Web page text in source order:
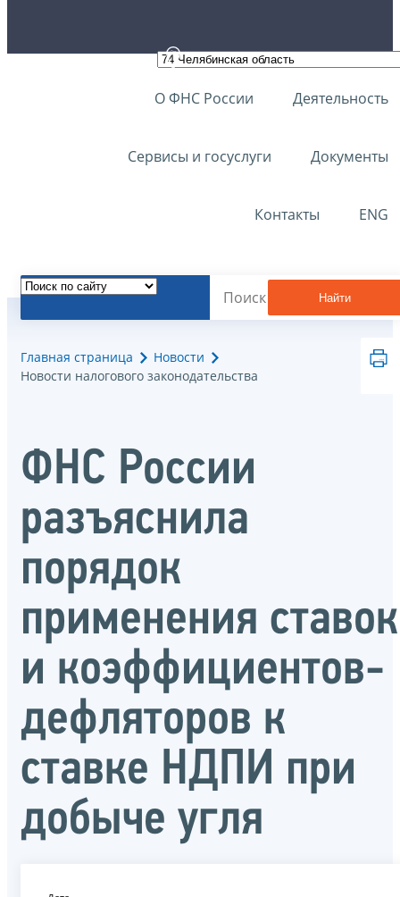
О ФНС России Деятельность
Сервисы и госуслуги Документы
Контакты ENG
Найти
Главная страница
Новости
Новости налогового законодательства
ФНС России
разъяснила
порядок
применения ставок
и коэффициентов-
дефляторов к
ставке НДПИ при
добыче угля